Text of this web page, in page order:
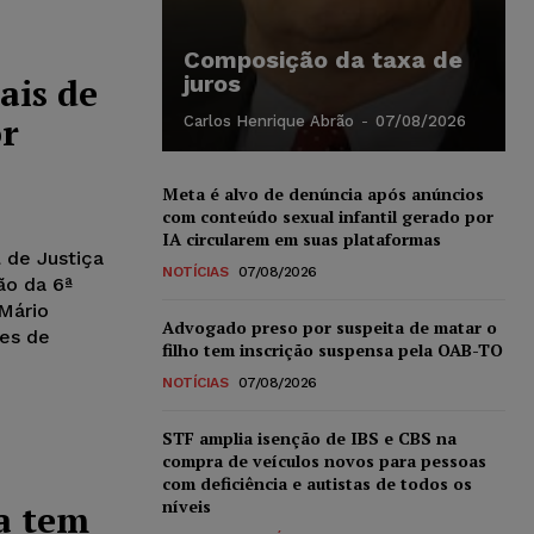
de
de Justiça
da 6ª
de
tem
Composição da taxa de
juros
Carlos Henrique Abrão - 07/08/2026
Meta é alvo de denúncia após anúncios
com conteúdo sexual infantil gerado por
IA circularem em suas plataformas
NOTÍCIAS 07/08/2026
Advogado preso por suspeita de matar o
filho tem inscrição suspensa pela OAB-TO
NOTÍCIAS 07/08/2026
STF amplia isenção de IBS e CBS na
compra de veículos novos para pessoas
com deficiência e autistas de todos os
níveis